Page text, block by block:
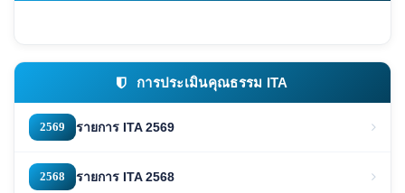
การประเมินคุณธรรม ITA
2569 รายการ ITA 2569
2568 รายการ ITA 2568